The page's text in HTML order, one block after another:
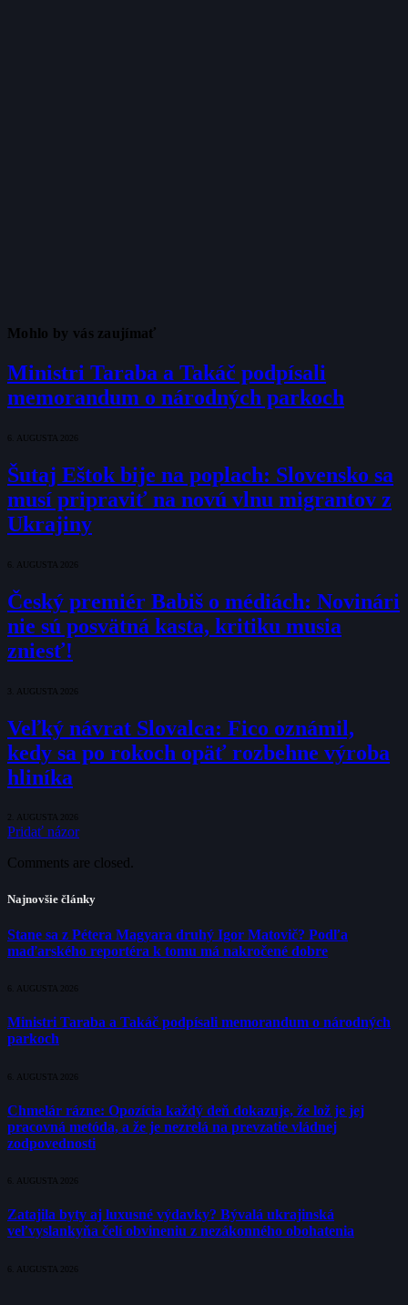
Mohlo by vás zaujímať
Ministri Taraba a Takáč podpísali
memorandum o národných parkoch
6. AUGUSTA 2026
Šutaj Eštok bije na poplach: Slovensko sa
musí pripraviť na novú vlnu migrantov z
Ukrajiny
6. AUGUSTA 2026
Český premiér Babiš o médiách: Novinári
nie sú posvätná kasta, kritiku musia
zniesť!
3. AUGUSTA 2026
Veľký návrat Slovalca: Fico oznámil,
kedy sa po rokoch opäť rozbehne výroba
hliníka
2. AUGUSTA 2026
Pridať názor
Comments are closed.
Najnovšie články
Stane sa z Pétera Magyara druhý Igor Matovič? Podľa
maďarského reportéra k tomu má nakročené dobre
6. AUGUSTA 2026
Ministri Taraba a Takáč podpísali memorandum o národných
parkoch
6. AUGUSTA 2026
Chmelár rázne: Opozícia každý deň dokazuje, že lož je jej
pracovná metóda, a že je nezrelá na prevzatie vládnej
zodpovednosti
6. AUGUSTA 2026
Zatajila byty aj luxusné výdavky? Bývalá ukrajinská
veľvyslankyňa čelí obvineniu z nezákonného obohatenia
6. AUGUSTA 2026